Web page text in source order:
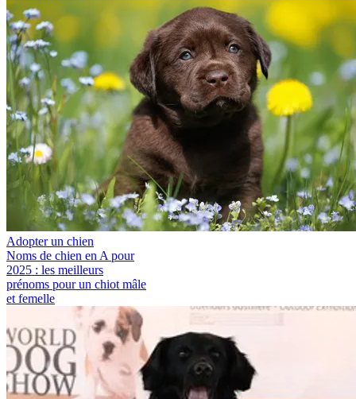
Adopter un chien
Noms de chien en A pour
2025 : les meilleurs
prénoms pour un chiot mâle
et femelle